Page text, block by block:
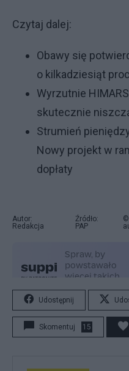
Czytaj dalej:
Obawy się
o kilkadziesiąt
Wyrzutnie
skutecznie
Strumień
Nowy projekt w
dopłaty
Autor:
Redakcja
Źródło:
PAP
©
Udostępnij
Skomentuj 15